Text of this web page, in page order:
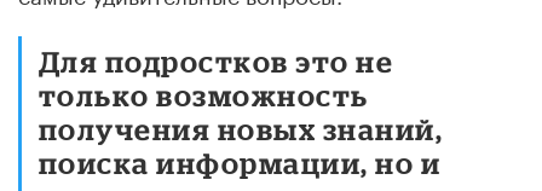
Для подростков это не
только возможность
получения новых знаний,
поиска информации, но и